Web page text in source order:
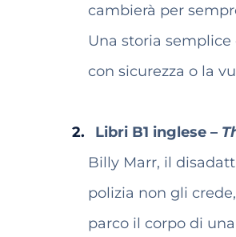
cambierà per
Una storia
con sicurezza o la
Libri B1 inglese –
Billy Marr, il
polizia non gli
parco il corpo di